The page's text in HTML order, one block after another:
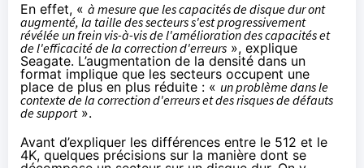
En effet, « à mesure que les capacités de disque dur ont
augmenté, la taille des secteurs s'est progressivement
révélée un frein vis-à-vis de l'amélioration des capacités et
de l'efficacité de la correction d'erreurs », explique
Seagate. L’augmentation de la densité dans un
format implique que les secteurs occupent une
place de plus en plus réduite : « un problème dans le
contexte de la correction d'erreurs et des risques de défauts
de support».
Avant d’expliquer les différences entre le 512 et le
4K, quelques précisions sur la manière dont se